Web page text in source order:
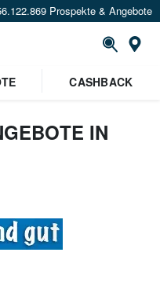
Prospekte & Angebote
CASHBACK
IN